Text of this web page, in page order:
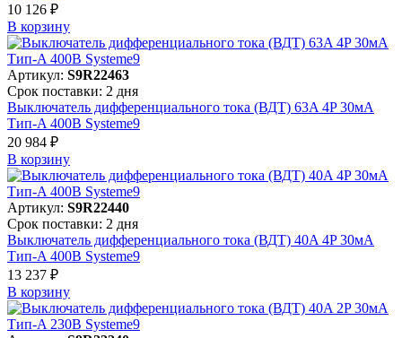
10 126 ₽
В корзинy
Артикул: S9R22463
Срок поставки: 2 дня
Выключатель дифференциального тока (ВДТ) 63A 4P 30мА
Тип-A 400В Systeme9
20 984 ₽
В корзинy
Артикул: S9R22440
Срок поставки: 2 дня
Выключатель дифференциального тока (ВДТ) 40A 4P 30мА
Тип-A 400В Systeme9
13 237 ₽
В корзинy